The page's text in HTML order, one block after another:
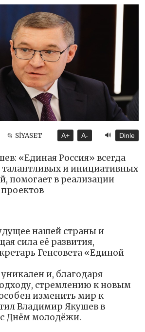
📂 SİYASET A+ A- 🔊 Dinle
«Единая Россия» всегда
и инициативных
помогает в реализации
нашей страны и
сила её развития,
Генсовета «Единой
и, благодаря
стремлению к новым
изменить мир к
Владимир Якушев в
Днём молодёжи.